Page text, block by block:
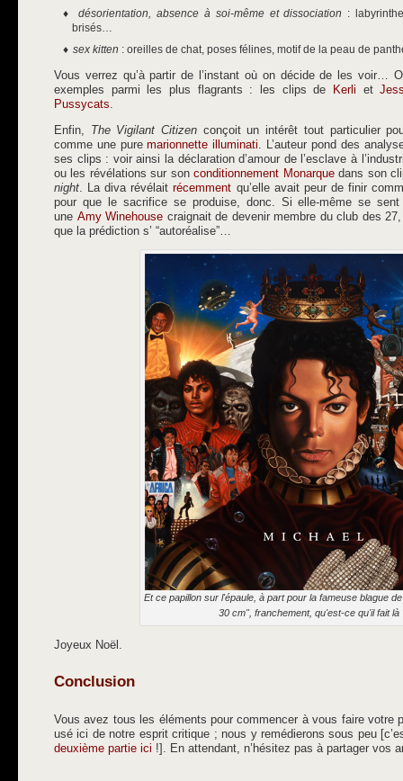
désorientation, absence à soi-même et dissociation :
brisés…
sex kitten : oreilles de chat, poses félines, motif de la peau de
Vous verrez qu’à partir de l’instant où on décide de les voir…
exemples parmi les plus flagrants : les clips de
Kerli et
Pussycats.
Enfin, The Vigilant Citizen conçoit un intérêt tout particulier
comme une puremarionnette illuminati . L’auteur pond des
ses clips : voir ainsi la déclaration d’amour de l’esclave à
ou les révélations sur sonconditionnement Monarquedans son
night . La diva révélaitrécemment qu’elle avait peur de finir
pour que le sacrifice se produise, donc. Si elle-même se
une Amy Winehouse craignait de devenir membre du club des
que la prédiction s’ “autoréalise”…
Et ce papillon sur l'épaule, à part pour la fameuse blague
30 cm", franchement, qu'est-ce qu'il fait là
Joyeux Noël.
Conclusion
Vous avez tous les éléments pour commencer à vous faire votre
usé ici de notre esprit critique ; nous y remédierons sous peu
deuxième partie ici !]. En attendant, n’hésitez pas à partager vos